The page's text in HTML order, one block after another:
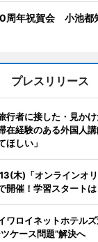
周年祝賀会 小池都
プレスリリース
行者に接した・見か
在経験のある外国人
ほしい」
木)「オンラインオ
開催！学習スタートは
ワロイネットホテル
ケース問題”解決へ